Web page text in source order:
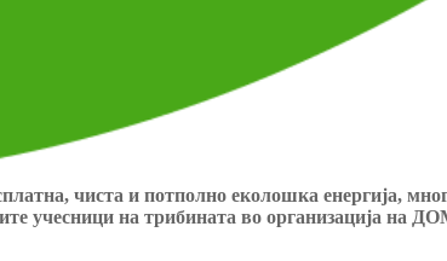
чиста и потполно еколошка енергија,
учесници на трибината во организација на